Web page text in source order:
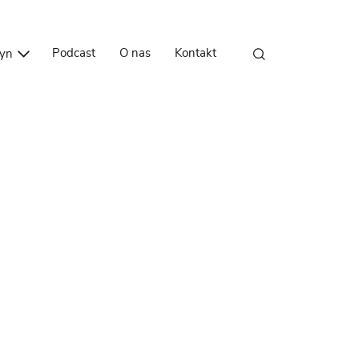
Podcast O nas Kontakt
Przejdź do treści